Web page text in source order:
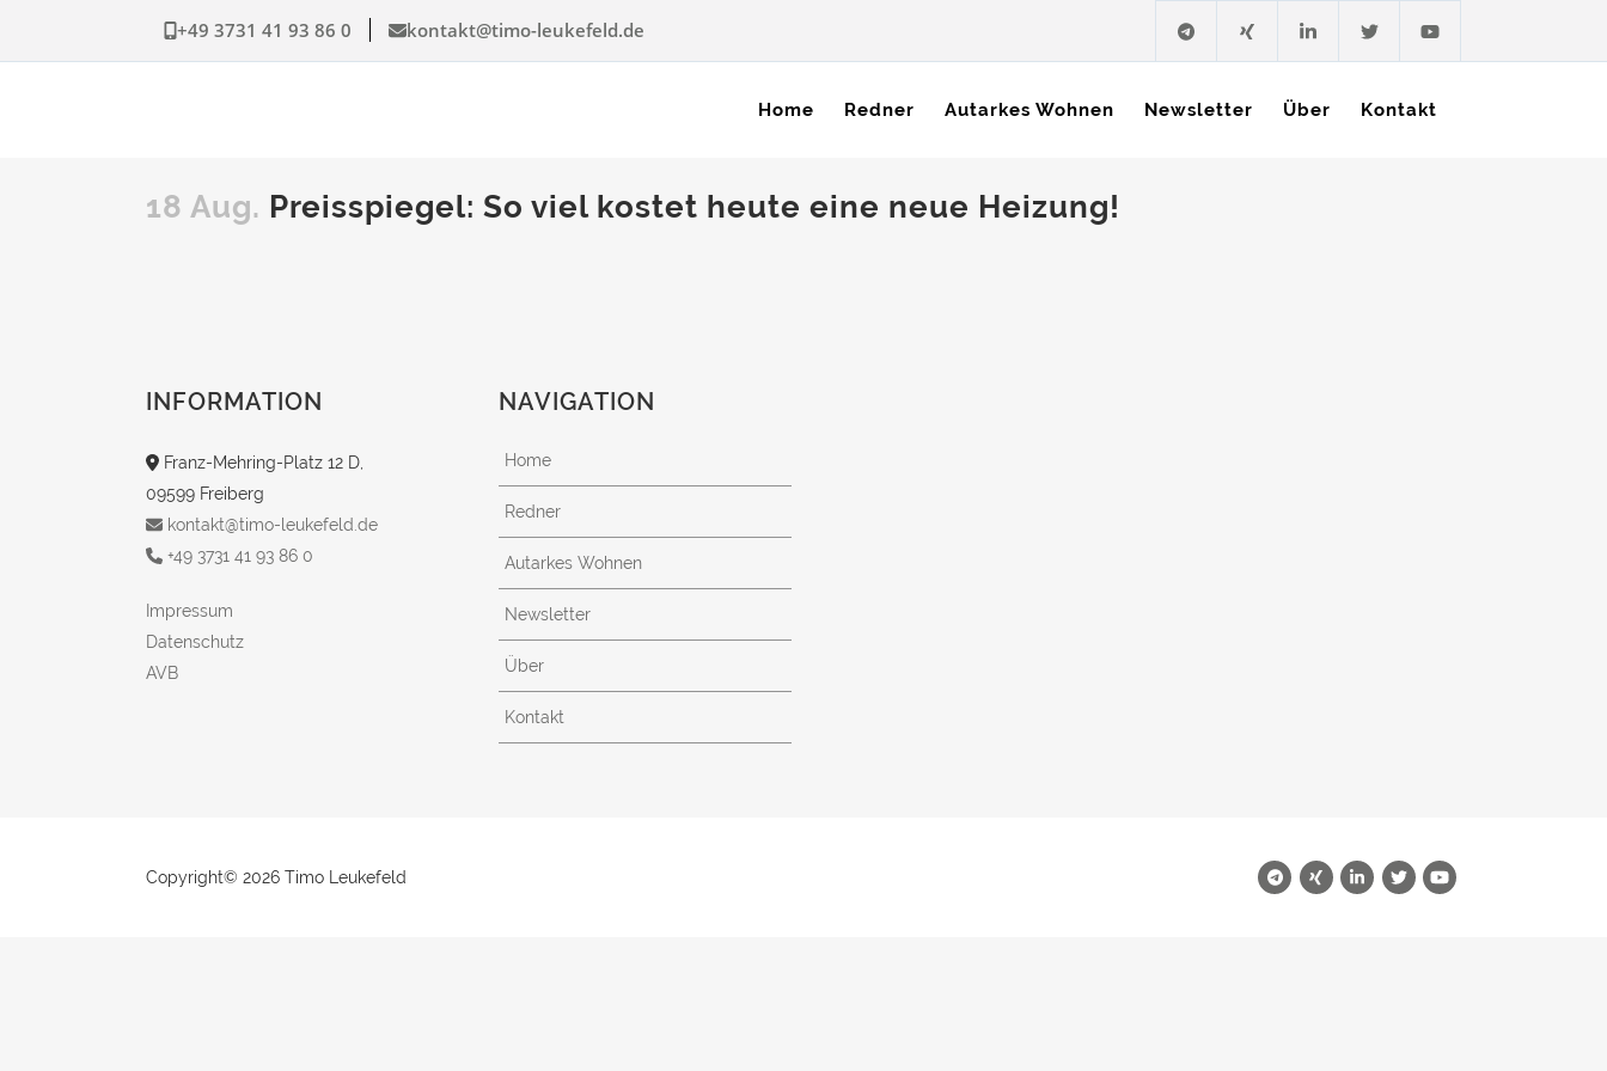
+49 3731 41 93 86 0 kontakt@timo-leukefeld.de
Home Redner Autarkes Wohnen Newsletter Über Kontakt
18 Aug. Preisspiegel: So viel kostet heute eine neue Heizung!
INFORMATION
Franz-Mehring-Platz 12 D,
09599 Freiberg
kontakt@timo-leukefeld.de
+49 3731 41 93 86 0
Impressum
Datenschutz
AVB
NAVIGATION
Home
Redner
Autarkes Wohnen
Newsletter
Über
Kontakt
Copyright© 2026 Timo Leukefeld